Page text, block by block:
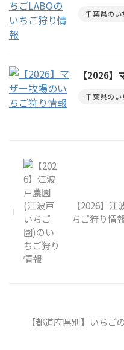
千葉県のい
【2026
千葉県のい
【2026】
ちご狩り情
【都道府県別】いちご